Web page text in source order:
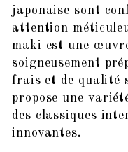
japonaise sont
attention
maki est une
soigneusement
frais et de qualité
propose une
des classiques
innovantes.